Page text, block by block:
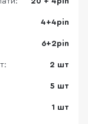
4+4pin
6+2pin
2 шт
5 шт
1 шт